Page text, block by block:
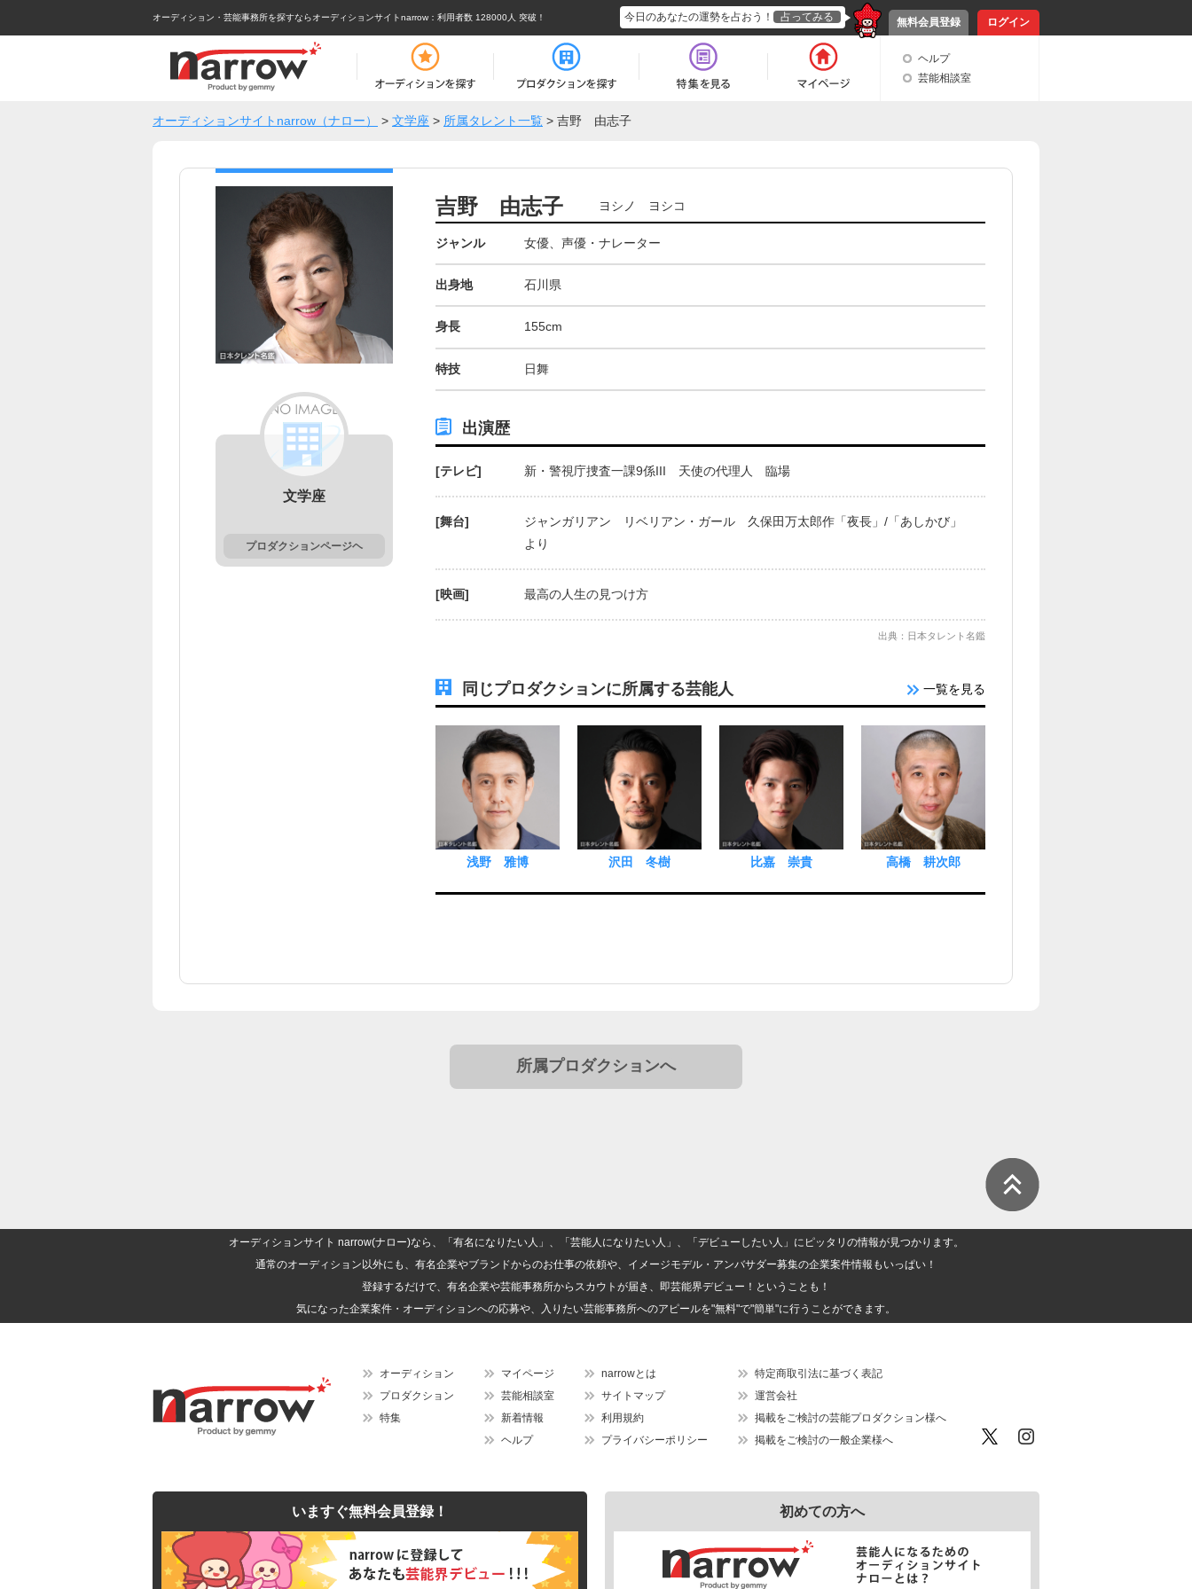
オーディション・芸能事務所を探すならオーディションサイトnarrow ：利用者数 128000人 突破！ 無料会員登録 ログイン
今日のあなたの運勢を占おう！ 占ってみる
ヘルプ
芸能相談室
オーディションサイトnarrow（ナロー） > 文学座 > 所属タレント一覧 > 吉野 由志子
文学座
プロダクションページヘ
吉野 由志子 ヨシノ ヨシコ
ジャンル 女優、声優・ナレーター
出身地 石川県
身長 155cm
特技 日舞
出演歴
[テレビ] 新・警視庁捜査一課9係III 天使の代理人 臨場
[舞台]
ジャンガリアン リベリアン・ガール 久保田万太郎作「夜長」/「あしかび」
より
[映画] 最高の人生の見つけ方
出典：日本タレント名鑑
同じプロダクションに所属する芸能人 一覧を見る
浅野 雅博 沢田 冬樹 比嘉 崇貴 高橋 耕次郎
所属プロダクションへ
オーディションサイト narrow(ナロー)なら、「有名になりたい人」、「芸能人になりたい人」、「デビューしたい人」にピッタリの情報が見つかります。
通常のオーディション以外にも、有名企業やブランドからのお仕事の依頼や、イメージモデル・アンバサダー募集の企業案件情報もいっぱい！
登録するだけで、有名企業や芸能事務所からスカウトが届き、即芸能界デビュー！ということも！
気になった企業案件・オーディションへの応募や、入りたい芸能事務所へのアピールを"無料"で"簡単"に行うことができます。
オーディション
プロダクション
特集
マイページ
芸能相談室
新着情報
ヘルプ
narrowとは
サイトマップ
利用規約
プライバシーポリシー
特定商取引法に基づく表記
運営会社
掲載をご検討の芸能プロダクション様へ
掲載をご検討の一般企業様へ
いますぐ無料会員登録！ 初めての方へ